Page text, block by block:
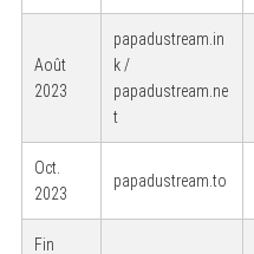
Août
2023
papadustream.in
k /
papadustream.ne
t
Oct.
2023
papadustream.to
Fin